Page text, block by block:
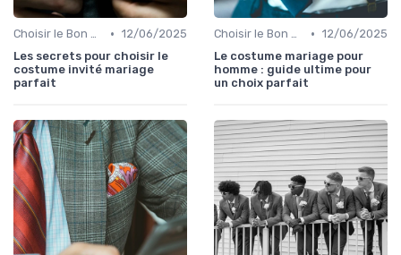
Choisir le Bon Costume • 12/06/2025
Les secrets pour choisir le
costume invité mariage
parfait
Choisir le Bon Costume • 12/06/2025
Le costume mariage pour
homme : guide ultime pour
un choix parfait